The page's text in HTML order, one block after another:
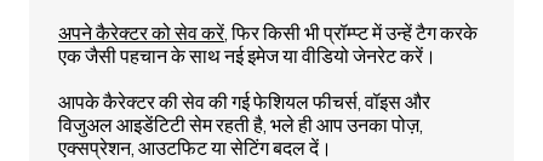
अपने कैरेक्टर को सेव करें, फिर किसी भी प्रॉम्प्ट में उन्हें टैग करके
एक जैसी पहचान के साथ नई इमेज या वीडियो जेनरेट करें।
आपके कैरेक्टर की सेव की गई फेशियल फीचर्स, वॉइस और
विजुअल आइडेंटिटी सेम रहती है, भले ही आप उनका पोज़,
एक्सप्रेशन, आउटफिट या सेटिंग बदल दें।